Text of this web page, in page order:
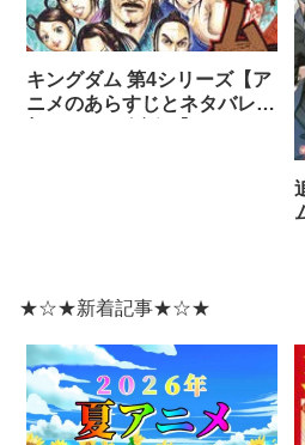
キングダム 第4シリーズ【ア
ニメのあらすじとネタバレ感
★☆★新着記事★☆★